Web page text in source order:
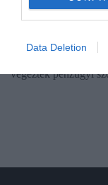
Data Deletion
ráfizettek
A jegybank a HBA
illetve 20 millió
végeztek pénzügyi